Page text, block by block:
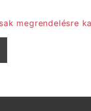
megrendelésre